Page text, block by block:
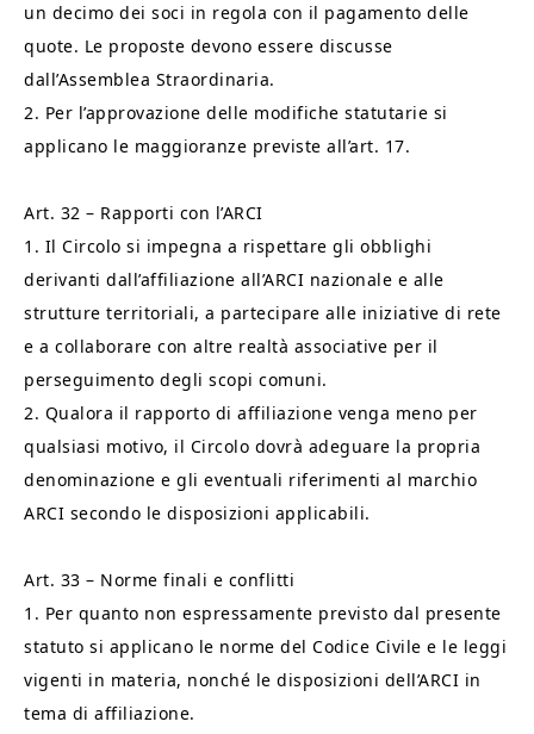
un decimo dei soci in regola con il pagamento delle
quote. Le proposte devono essere discusse
dall’Assemblea Straordinaria.
2. Per l’approvazione delle modifiche statutarie si
applicano le maggioranze previste all’art. 17.
Art. 32 – Rapporti con l’ARCI
1. Il Circolo si impegna a rispettare gli obblighi
derivanti dall’affiliazione all’ARCI nazionale e alle
strutture territoriali, a partecipare alle iniziative di rete
e a collaborare con altre realtà associative per il
perseguimento degli scopi comuni.
2. Qualora il rapporto di affiliazione venga meno per
qualsiasi motivo, il Circolo dovrà adeguare la propria
denominazione e gli eventuali riferimenti al marchio
ARCI secondo le disposizioni applicabili.
Art. 33 – Norme finali e conflitti
1. Per quanto non espressamente previsto dal presente
statuto si applicano le norme del Codice Civile e le leggi
vigenti in materia, nonché le disposizioni dell’ARCI in
tema di affiliazione.